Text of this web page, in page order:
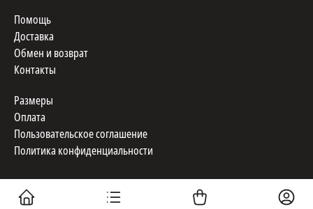
Помощь
Доставка
Обмен и возврат
Контакты
Размеры
Оплата
Пользовательское соглашение
Политика конфиденциальности